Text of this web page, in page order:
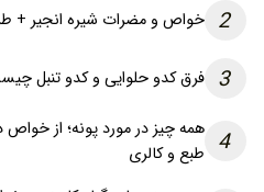
2 خواص و مضرات شیره انجیر +
3 فرق کدو حلوایی و کدو تنبل
4 همه چیز در مورد پونه؛ از
طبع و کالری